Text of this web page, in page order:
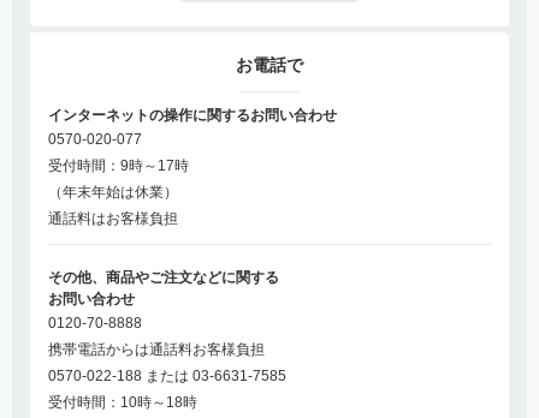
お電話で
インターネットの操作に関するお問い合わせ
0570-020-077
受付時間：9時～17時
（年末年始は休業）
通話料はお客様負担
その他、商品やご注文などに関する
お問い合わせ
0120-70-8888
携帯電話からは通話料お客様負担
0570-022-188 または 03-6631-7585
受付時間：10時～18時